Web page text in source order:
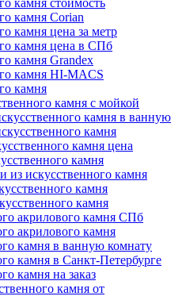
камня стоимость
камня Сorian
камня цена за метр
камня цена в СПб
камня Grandex
камня HI-MACS
камня
камня с мойкой
камня в ванную
камня
камня цена
камня
искусственного камня
камня
камня
акрилового камня СПб
акрилового камня
камня в ванную комнату
камня в Санкт-Петербурге
камня на заказ
камня от